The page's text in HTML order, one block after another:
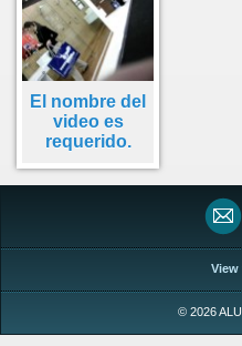
El nombre del
video es
requerido.
View
© 2026